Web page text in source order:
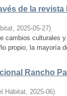
de la
, 2025-05-27)
cambios culturales
propio, la mayoría
Rancho
Hábitat, 2025-06)